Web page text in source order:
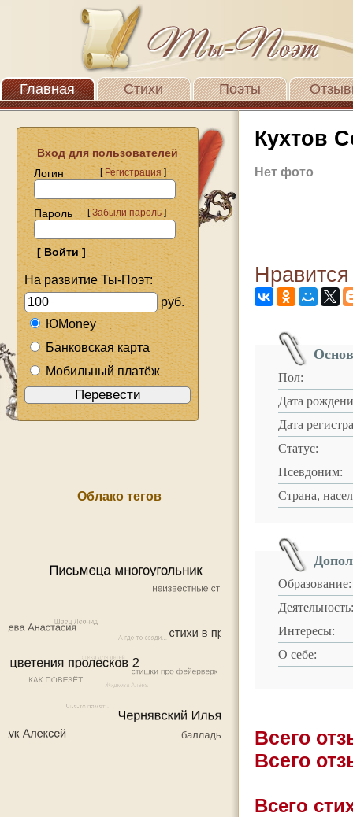
Главная Стихи Поэты
Вход для пользователей
Логин
[Регистрация]
Пароль [Забыли пароль]
На развитие Ты-Поэт:
руб.
ЮMoney
Банковская карта
Мобильный платёж
Облако тегов
Кухтов
Нет фото
Пол:
Дата
Дата
Статус:
Псевдоним:
Страна,
Образование:
Деятельность:
Интересы:
О себе:
Всего
Всего
Всего